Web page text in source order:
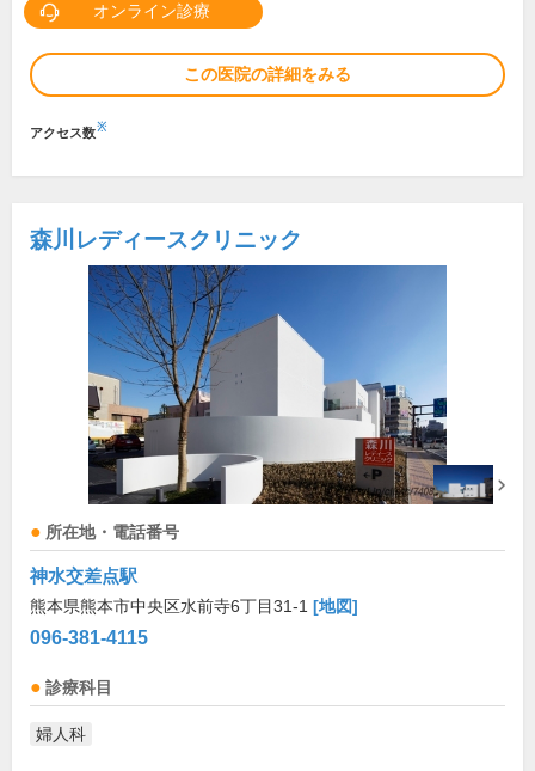
オンライン診療
この医院の詳細をみる
アクセス数※
森川レディースクリニック
所在地・電話番号
神水交差点駅
熊本県熊本市中央区水前寺6丁目31-1 [地図]
096-381-4115
診療科目
婦人科